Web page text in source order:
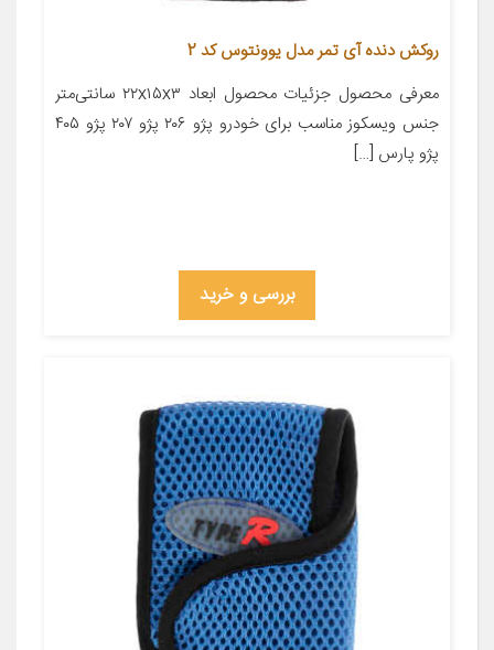
روکش دنده آی تمر مدل یوونتوس کد 2
معرفی محصول جزئیات محصول ابعاد ۲۲x۱۵x۳ سانتی‌متر
جنس ویسکوز مناسب برای خودرو پژو ۲۰۶ پژو ۲۰۷ پژو ۴۰۵
پژو پارس […]
بررسی و خرید